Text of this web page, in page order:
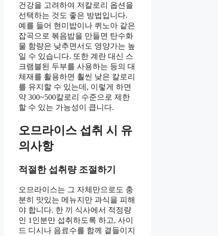
건강을 고려하여 저칼로리 옵션을
선택하는 것도 좋은 방법입니다.
예를 들어 현미밥이나 퀴노아 같은
잡곡으로 볶음밥을 만들면 탄수화
물 함량은 낮추면서도 영양가는 높
일 수 있습니다. 또한 계란 대신 스
크램블된 두부를 사용하는 등의 대
체재를 활용하면 훨씬 낮은 칼로리
를 유지할 수 있는데, 이렇게 하면
약 300~500칼로리 수준으로 제한
할 수 있는 가능성이 큽니다.
오므라이스 섭취 시 유
의사항
적절한 섭취량 조절하기
오므라이스는 그 자체만으로도 충
분히 맛있는 메뉴지만 과식을 피해
야 합니다. 한 끼 식사에서 적정량
인 1인분만 섭취하도록 하고, 사이
드 디시나 음료수를 함께 곁들이지